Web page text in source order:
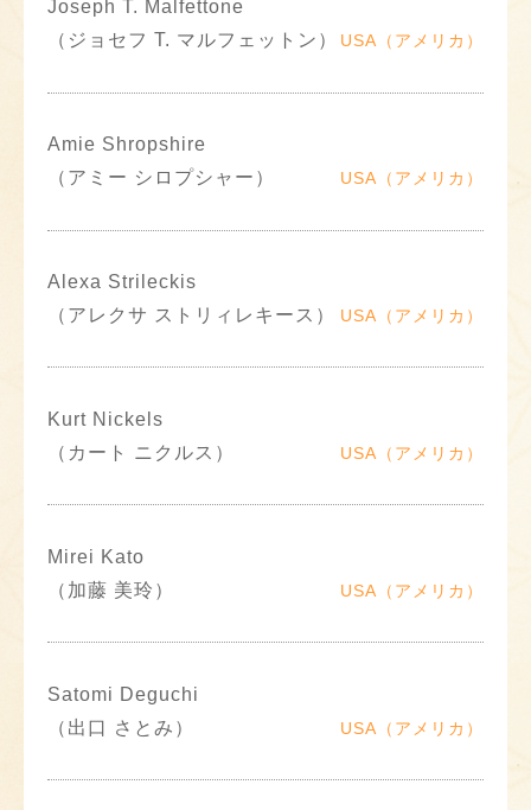
Joseph T. Malfettone
（ジョセフ T. マルフェットン）
USA（アメリカ）
Amie Shropshire
（アミー シロプシャー）
USA（アメリカ）
Alexa Strileckis
（アレクサ ストリィレキース）
USA（アメリカ）
Kurt Nickels
（カート ニクルス）
USA（アメリカ）
Mirei Kato
（加藤 美玲）
USA（アメリカ）
Satomi Deguchi
（出口 さとみ）
USA（アメリカ）